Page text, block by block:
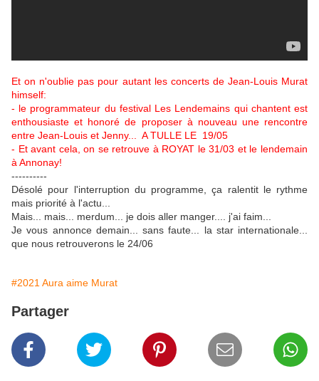
Et on n'oublie pas pour autant les concerts de Jean-Louis Murat
himself:
- le programmateur du festival Les Lendemains qui chantent est
enthousiaste et honoré de proposer à nouveau une rencontre
entre Jean-Louis et Jenny... A TULLE LE 19/05
- Et avant cela, on se retrouve à ROYAT le 31/03 et le lendemain
à Annonay!
----------
Désolé pour l'interruption du programme, ça ralentit le rythme
mais priorité à l'actu...
Mais... mais... merdum... je dois aller manger.... j'ai faim...
Je vous annonce demain... sans faute... la star internationale...
que nous retrouverons le 24/06
#2021 Aura aime Murat
Partager